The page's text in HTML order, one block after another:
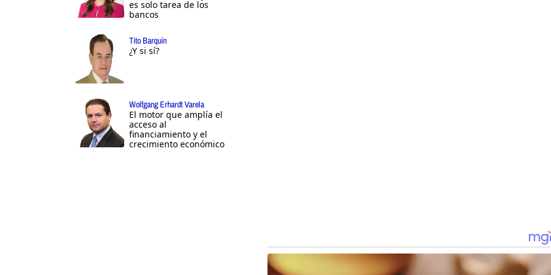
es solo tarea de los
bancos
Tito Barquín
¿Y si sí?
Wolfgang Erhardt Varela
El motor que amplía el
acceso al
financiamiento y el
crecimiento económico